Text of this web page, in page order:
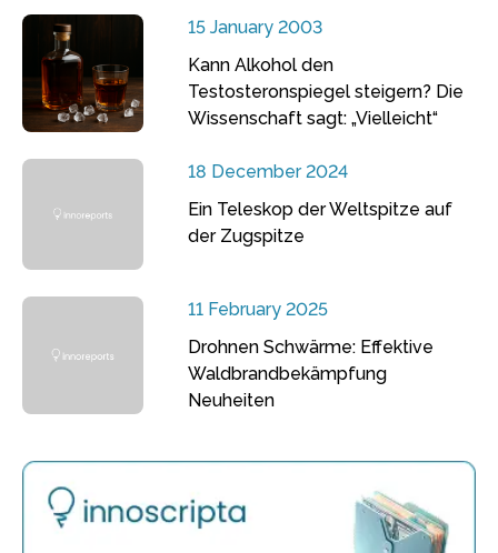
15 January 2003
Kann Alkohol den
Testosteronspiegel steigern? Die
Wissenschaft sagt: „Vielleicht“
18 December 2024
Ein Teleskop der Weltspitze auf
der Zugspitze
11 February 2025
Drohnen Schwärme: Effektive
Waldbrandbekämpfung
Neuheiten